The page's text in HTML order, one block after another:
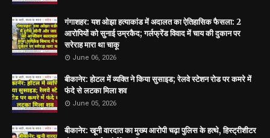
गंगाशहर: यश ओझा हत्याकांड में अदालत का ऐतिहासिक फैसला: 2
आरोपियों को सुनाई उम्रकैद; गर्लफ्रेंड विवाद में चाय की दुकान पर
सरेराह मारा था चाकू
June 06, 2026
बीकानेर: होटल में व्यक्ति ने किया सुसाइड; रेलवे स्टेशन रोड पर कमरे में
फंदे से लटका मिला शव
June 05, 2026
बीकानेर: खूनी वारदात का मुख्य आरोपी चढ़ा पुलिस के हत्थे, हिस्ट्रीशीटर